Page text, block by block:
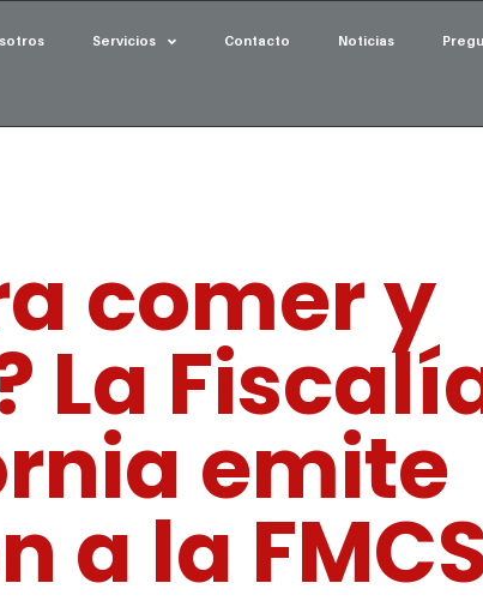
Servicios Contacto Noticias
comer y
La
emite
a la